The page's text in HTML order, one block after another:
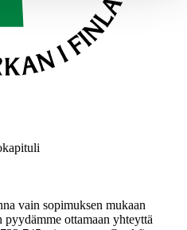
vain sopimuksen mukaan
ottamaan yhteyttä